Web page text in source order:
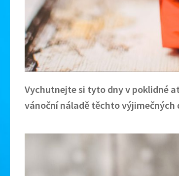
Vychutnejte si tyto dny v poklidné
vánoční náladě těchto